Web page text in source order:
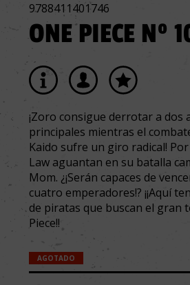
9788411401746
ONE PIECE Nº
¡Zoro consigue derrotar a dos
principales mientras el
Kaido sufre un giro radical!
Law aguantan en su batalla
Mom. ¿¡Serán capaces de
cuatro emperadores!? ¡¡Aquí
de piratas que buscan el gran
Piece!!
AGOTADO